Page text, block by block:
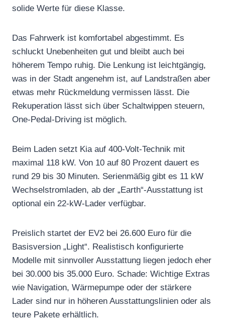
solide Werte für diese Klasse.
Das Fahrwerk ist komfortabel abgestimmt. Es
schluckt Unebenheiten gut und bleibt auch bei
höherem Tempo ruhig. Die Lenkung ist leichtgängig,
was in der Stadt angenehm ist, auf Landstraßen aber
etwas mehr Rückmeldung vermissen lässt. Die
Rekuperation lässt sich über Schaltwippen steuern,
One-Pedal-Driving ist möglich.
Beim Laden setzt Kia auf 400-Volt-Technik mit
maximal 118 kW. Von 10 auf 80 Prozent dauert es
rund 29 bis 30 Minuten. Serienmäßig gibt es 11 kW
Wechselstromladen, ab der „Earth“-Ausstattung ist
optional ein 22-kW-Lader verfügbar.
Preislich startet der EV2 bei 26.600 Euro für die
Basisversion „Light“. Realistisch konfigurierte
Modelle mit sinnvoller Ausstattung liegen jedoch eher
bei 30.000 bis 35.000 Euro. Schade: Wichtige Extras
wie Navigation, Wärmepumpe oder der stärkere
Lader sind nur in höheren Ausstattungslinien oder als
teure Pakete erhältlich.